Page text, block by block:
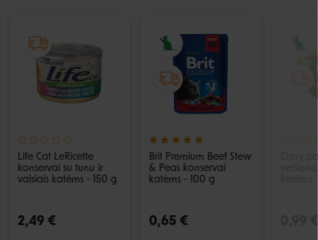
Life Cat LeRicette
konservai su tunu ir
vaisiais katėms - 150 g
2,49 €
Brit Premium Beef Stew
& Peas konservai
katėms - 100 g
0,65 €
Oasy
katėms
0,99 €